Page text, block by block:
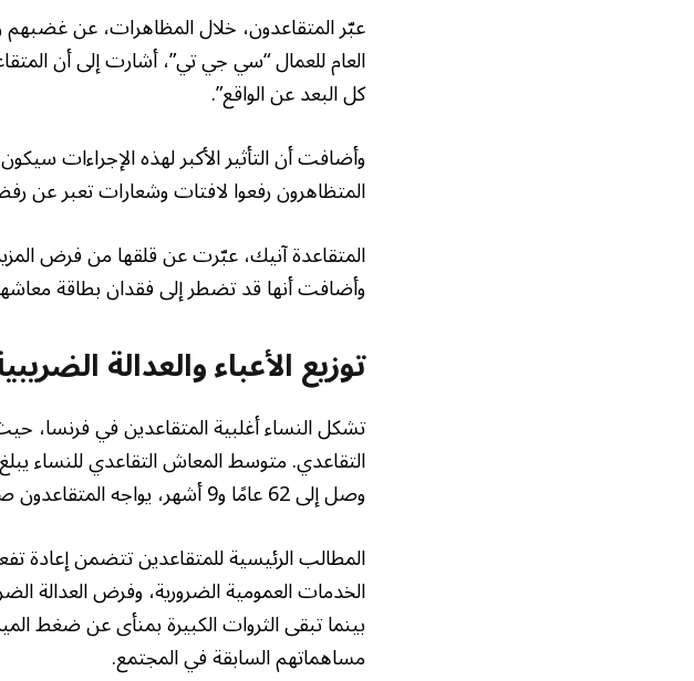
عبّر المتقاعدون، خلال المظاهرات، عن غضبهم
العام للعمال “سي جي تي”، أشارت إلى أن
كل البعد عن الواقع”.
وأضافت أن التأثير الأكبر لهذه الإجراءات
المتظاهرون رفعوا لافتات وشعارات تعبر عن
المتقاعدة آنيك، عبّرت عن قلقها من فرض
وأضافت أنها قد تضطر إلى فقدان بطاقة
توزيع الأعباء والعدالة
وصل إلى 62 عامًا و9 أشهر، يواجه المتقاعدون صعوبات متزايدة في الحفاظ على مستوى معيشة لائق.
المطالب الرئيسية للمتقاعدين تتضمن
الخدمات العمومية الضرورية، وفرض العدالة
بينما تبقى الثروات الكبيرة بمنأى عن ضغط
مساهماتهم السابقة في المجتمع.